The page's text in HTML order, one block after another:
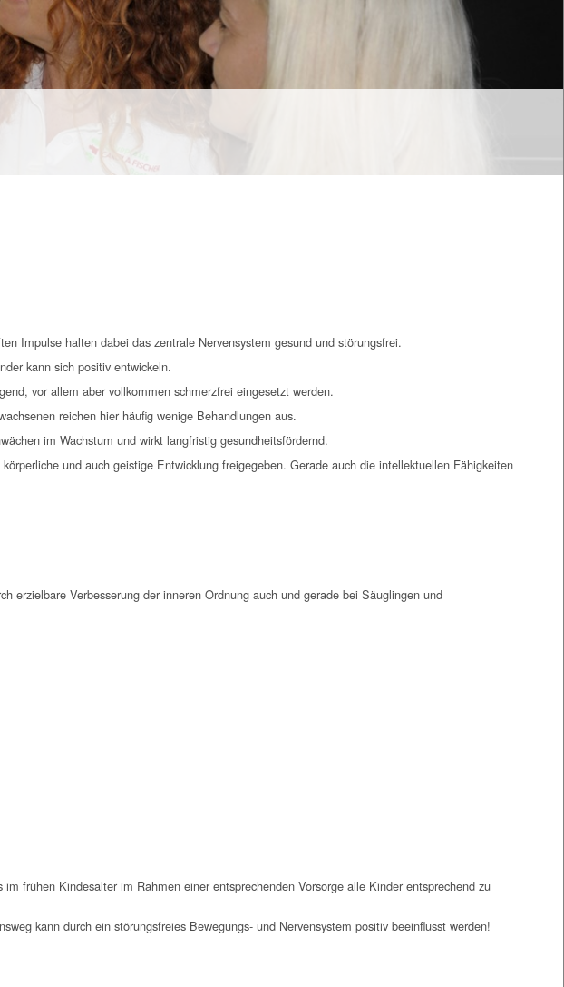
Impulse halten dabei das zentrale Nervensystem gesund und störungsfrei.
kann sich positiv entwickeln.
vor allem aber vollkommen schmerzfrei eingesetzt werden.
reichen hier häufig wenige Behandlungen aus.
im Wachstum und wirkt langfristig gesundheitsfördernd.
und auch geistige Entwicklung freigegeben. Gerade auch die intellektuellen Fähigkeiten
erzielbare Verbesserung der inneren Ordnung auch und gerade bei Säuglingen und
frühen Kindesalter im Rahmen einer entsprechenden Vorsorge alle Kinder entsprechend zu
kann durch ein störungsfreies Bewegungs- und Nervensystem positiv beeinflusst werden!